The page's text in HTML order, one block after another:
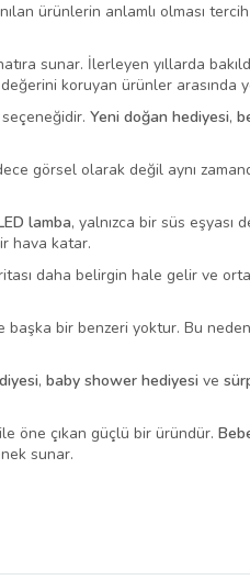
ürünlerin anlamlı olması
sunar. İlerleyen yıllarda
koruyan ürünler arasında
Yeni doğan hediyesi,
görsel olarak değil aynı
lamba, yalnızca bir süs eşyası
hava katar.
daha belirgin hale gelir ve
başka bir benzeri yoktur. Bu
, baby shower hediyesi ve
öne çıkan güçlü bir üründür.
sunar.